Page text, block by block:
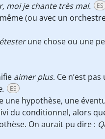
moi je chante très mal. ES
(ou avec un
une chose ou une
aimer plus. Ce n’est
ES
une hypothèse, une
du conditionnel, alors
On aurait pu dire :